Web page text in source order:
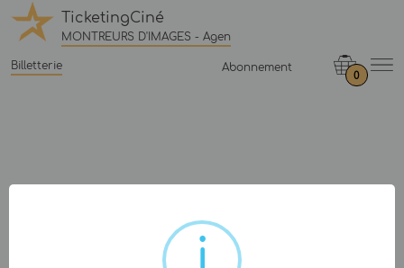
TicketingCiné
MONTREURS D'IMAGES - Agen
Billetterie Abonnement
0